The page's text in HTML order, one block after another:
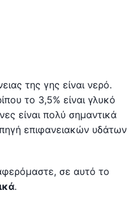
της γης είναι νερό.
το 3,5% είναι γλυκό
είναι πολύ σημαντικά
επιφανειακών υδάτων
σε αυτό το
.